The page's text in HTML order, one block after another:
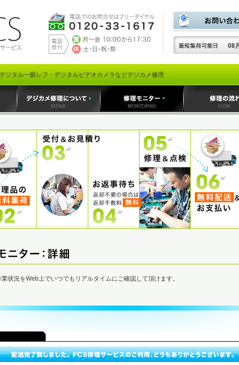
08
ジタル一眼レフ・デジタルビデオカメラなどデジカメ修理
状況をWeb上でいつでもリアルタイムにご確認して頂けます。